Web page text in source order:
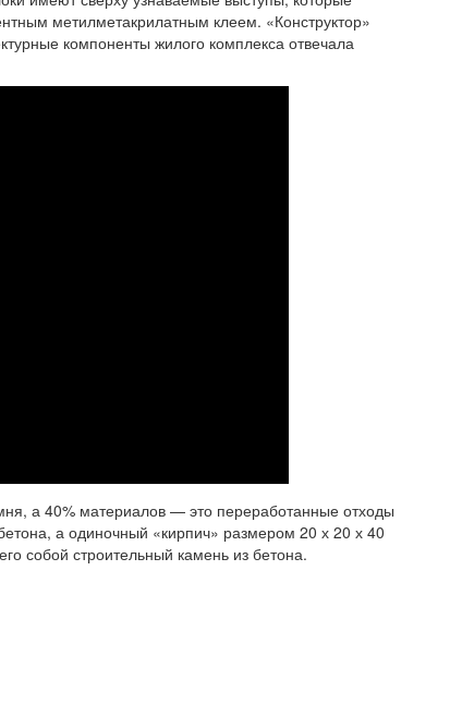
метилметакрилатным клеем. «Конструктор»
компоненты жилого комплекса отвечала
а 40% материалов — это переработанные отходы
а одиночный «кирпич» размером 20 х 20 х 40
собой строительный камень из бетона.